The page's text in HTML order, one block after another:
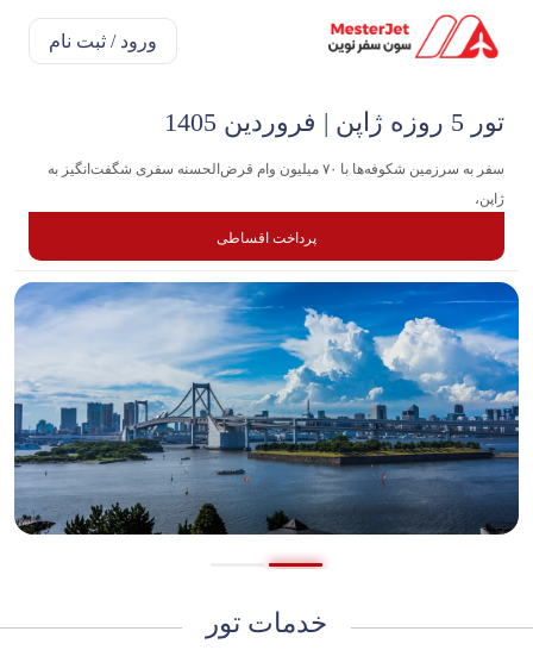
ورود / ثبت نام
تور 5 روزه ژاپن | فروردین 1405
سفر به سرزمین شکوفه‌ها با ۷۰ میلیون وام قرض‌الحسنه سفری شگفت‌انگیز به
ژاپن،
پرداخت اقساطی
خدمات تور